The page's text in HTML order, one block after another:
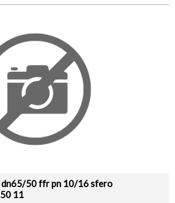
dn65/50 ffr pn 10/16 sfero
11